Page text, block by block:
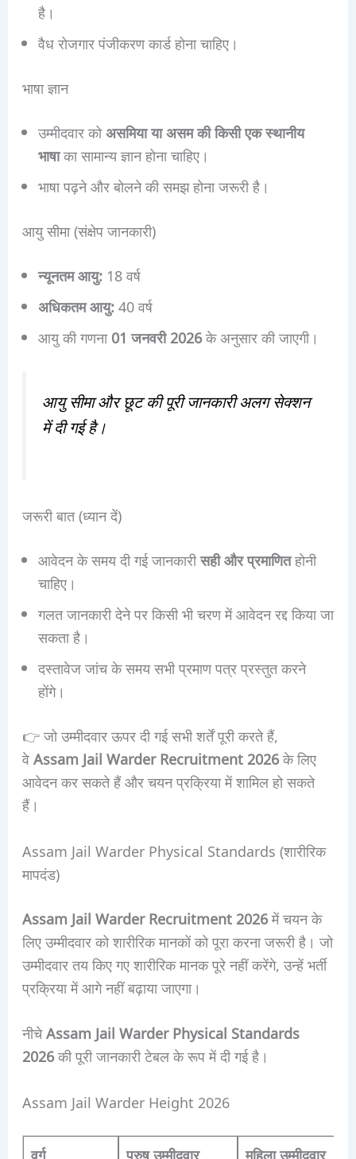
है।
वैध रोजगार पंजीकरण कार्ड होना चाहिए।
भाषा ज्ञान
उम्मीदवार कोअसमिया या असम की किसी एक स्थानीय
भाषाका सामान्य ज्ञान होना चाहिए।
भाषा पढ़ने और बोलने की समझ होना जरूरी है।
आयु सीमा (संक्षेप जानकारी)
न्यूनतम आयु:18 वर्ष
अधिकतम आयु:40 वर्ष
आयु की गणना01 जनवरी 2026के अनुसार की जाएगी।
आयु सीमा और छूट की पूरी जानकारी अलग सेक्शन
में दी गई है।
जरूरी बात (ध्यान दें)
आवेदन के समय दी गई जानकारीसही और प्रमाणितहोनी
चाहिए।
गलत जानकारी देने पर किसी भी चरण में आवेदन रद्द किया जा
सकता है।
दस्तावेज जांच के समय सभी प्रमाण पत्र प्रस्तुत करने
होंगे।
👉 जो उम्मीदवार ऊपर दी गई सभी शर्तें पूरी करते हैं,
वेAssam Jail Warder Recruitment 2026के लिए
आवेदन कर सकते हैं और चयन प्रक्रिया में शामिल हो सकते
हैं।
Assam Jail Warder Physical Standards (शारीरिक
मापदंड)
Assam Jail Warder Recruitment 2026में चयन के
लिए उम्मीदवार को शारीरिक मानकों को पूरा करना जरूरी है। जो
उम्मीदवार तय किए गए शारीरिक मानक पूरे नहीं करेंगे, उन्हें भर्ती
प्रक्रिया में आगे नहीं बढ़ाया जाएगा।
नीचेAssam Jail Warder Physical Standards
2026की पूरी जानकारी टेबल के रूप में दी गई है।
Assam Jail Warder Height 2026
वर्ग पुरुष उम्मीदवार महिला उम्मीदवार